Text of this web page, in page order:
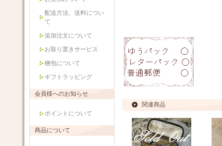
配送方法、送料につい
て
追加注文について
お取り置きサービス
梱包について
ギフトラッピング
会員様へのお知らせ
ポイントについて
商品について
関連商品